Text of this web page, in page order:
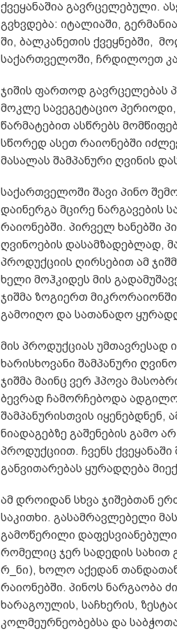
ქვეყანაშია გავრცელებული.
გვხვდება: იტალიაში,
ში, ბალკანეთის ქვეყნებში,
საქართველოში, ჩრდილოეთ
ჯიშის ფართოდ გავრცელებას
მოკლე სავეგეტაციო პერიოდი,
წარმატებით ასწრებს
სწორედ ასეთ რაიონებში
მასალას შამპანური ღვინის
საქართველოში შავი პინო
დაინერგა მცირე ნარგავების
რაიონებში. პირველ ხანებში
ღვინოების დასამზადებლად,
პროდუქციის ღირსებით ამ
ხელი მოჰკიდეს მის
ჯიშმა ზოგიერთ მიკრორაიონში
გამოიღო და სათანადო
მის პროდუქციას უმთავრესად
ხარისხოვანი შამპანური
ჯიშმა მაინც ვერ ჰპოვა
ბევრად ჩამორჩებოდა
შამპანურისთვის
ნიადაგებზე გაშენების გამო
პროდუქციით. ჩვენს
განვითარებას ყურადღება
ამ დროიდან სხვა ჯიშებთან
საკითხი. გასამრავლებელი
გამოწერილი
რომელიც ჯერ სადედის სახით
რ_ნი), ხოლო აქედან
რაიონებში. პინოს ნარგაობა
ხარაგოულის, საჩხერის,
კოლმეურნეობებსა და